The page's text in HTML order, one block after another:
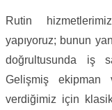
Rutin
yapıyoruz; bunun
doğrultusunda iş
Gelişmiş
verdiğimiz için